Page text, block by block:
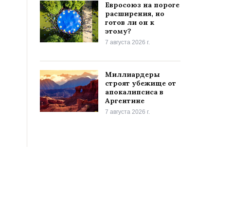
Евросоюз на пороге
расширения, но
готов ли он к
этому?
7 августа 2026 г.
Миллиардеры
строят убежище от
апокалипсиса в
Аргентине
7 августа 2026 г.